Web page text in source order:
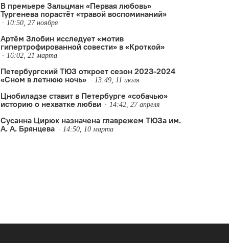
В премьере Зальцман «Первая любовь»
Тургенева порастёт «травой воспоминаний»
10:50, 27 ноября
Артём Злобин исследует «мотив
гипертрофированной совести» в «Кроткой»
16:02, 21 марта
Петербургский ТЮЗ откроет сезон 2023-2024
«Сном в летнюю ночь»
13:49, 11 июля
Цнобиладзе ставит в Петербурге «собачью»
историю о нехватке любви
14:42, 27 апреля
Сусанна Цирюк назначена главрежем ТЮЗа им.
А. А. Брянцева
14:50, 10 марта